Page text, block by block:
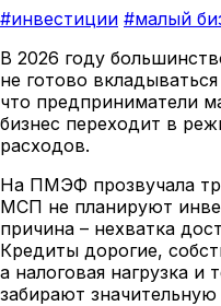
#инвестиции #малый
В 2026 году
не готово
что предприниматели
бизнес переходит в
расходов.
На ПМЭФ прозвучала
МСП не планируют
причина – нехватка
Кредиты дорогие,
а налоговая нагрузка
забирают значительную